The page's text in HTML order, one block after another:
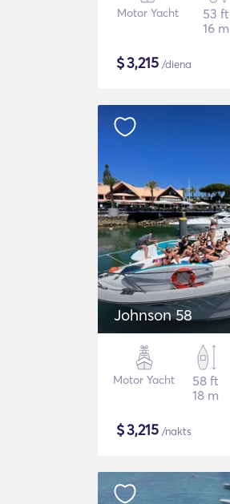
Motor Yacht
53 ft
16 m
$3,215 /diena
Johnson 58
Motor Yacht
58 ft
18 m
$3,215 /nakts